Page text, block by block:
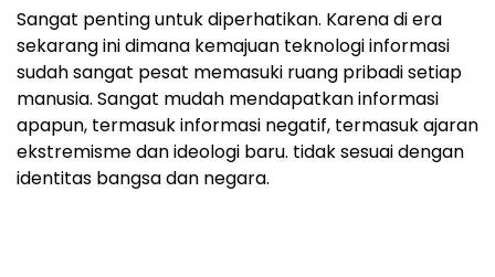
Sangat penting untuk diperhatikan. Karena di era
sekarang ini dimana kemajuan teknologi informasi
sudah sangat pesat memasuki ruang pribadi setiap
manusia. Sangat mudah mendapatkan informasi
apapun, termasuk informasi negatif, termasuk ajaran
ekstremisme dan ideologi baru. tidak sesuai dengan
identitas bangsa dan negara.